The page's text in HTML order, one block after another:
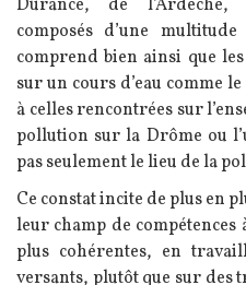
Durance, de l’Ardèche,
composés d’une
comprend bien ainsi que
sur un cours d’eau comme
à celles rencontrées sur
pollution sur la Drôme ou
pas seulement le lieu de la
Ce constat incite de plus en
leur champ de compétences
plus cohérentes, en
versants, plutôt que sur des